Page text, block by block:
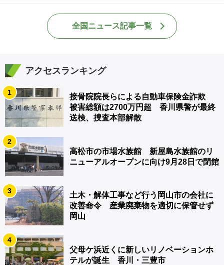
全国ニュース記事一覧
アクセスランキング
1
接骨院院長らによる自動車保険金詐欺
被害総額は2700万円超 香川県警が最終
送検、捜査本部解散
2
高松市の市場水族館 新屋島水族館のリ
ニューアルオープンに向け9月28日で閉館
3
土木・解体工事など行う岡山市の会社に
改善命令 産業廃棄物を適切に保管せず
岡山
4
父母ケ浜近くに新しいリノベーションホ
テルが誕生 香川・三豊市